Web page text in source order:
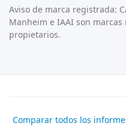
Aviso de marca registrada:
Manheim e IAAI son
propietarios.
Comparar todos los